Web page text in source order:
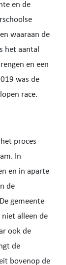
en de
waaraan de
het aantal
en een
was de
race.
proces
In
en in aparte
de
gemeente
alleen de
ook de
de
bovenop de